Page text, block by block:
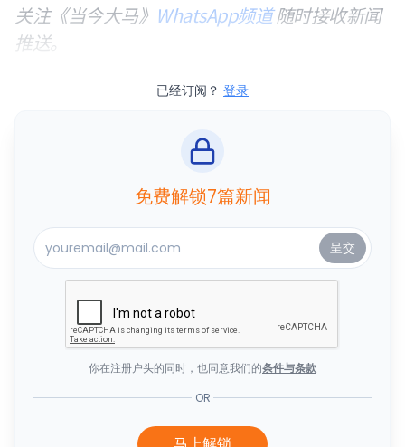
关注《当今大马》 WhatsApp频道随时接收新闻
推送。
已经订阅？ 登录
免费解锁7篇新闻
你在注册户头的同时，也同意我们的条件与条款
OR